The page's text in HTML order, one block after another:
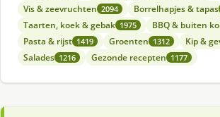
Vis & zeevruchten 2094 Borrelhapjes & tapas
Taarten, koek & gebak 1975 BBQ & buiten
Pasta & rijst 1419 Groenten 1312 Kip &
Salades 1216 Gezonde recepten 1177